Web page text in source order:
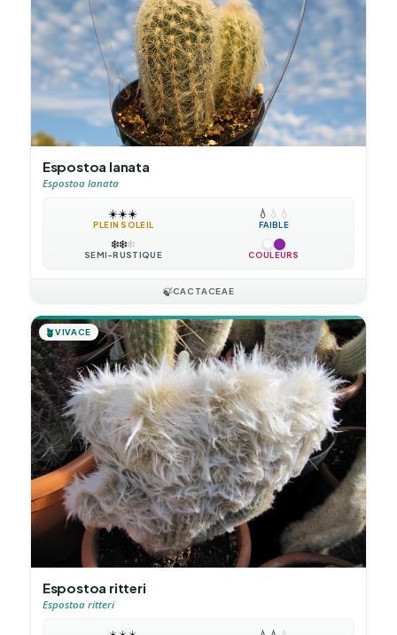
Espostoa lanata
Espostoa lanata
☀️☀️☀️
PLEIN SOLEIL
💧 💧 💧
FAIBLE
❄️❄️❄️
SEMI-RUSTIQUE COULEURS
🍃CACTACEAE
🪴VIVACE
Espostoa ritteri
Espostoa ritteri